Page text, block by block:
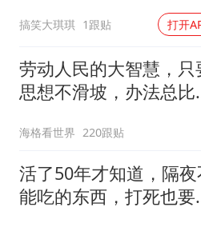
搞笑大琪琪 1跟贴 打开
劳动人民的大智慧，只
思想不滑坡，办法总比
海格看世界 220跟贴
活了50年才知道，隔夜
能吃的东西，打死也要